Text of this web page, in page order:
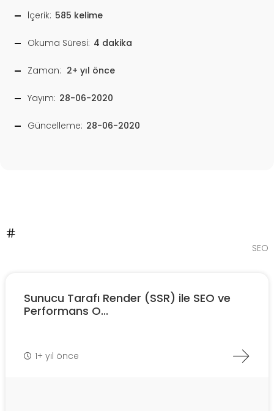
İçerik: 585 kelime
Okuma Süresi: 4 dakika
Zaman: 2+ yıl önce
Yayım: 28-06-2020
Güncelleme: 28-06-2020
SEO
Sunucu Tarafı Render (SSR) ile SEO ve
Performans O...
1+ yıl önce